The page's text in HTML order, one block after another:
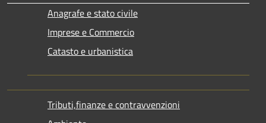
Anagrafe e stato civile
Imprese e Commercio
Catasto e urbanistica
Tributi,finanze e contravvenzioni